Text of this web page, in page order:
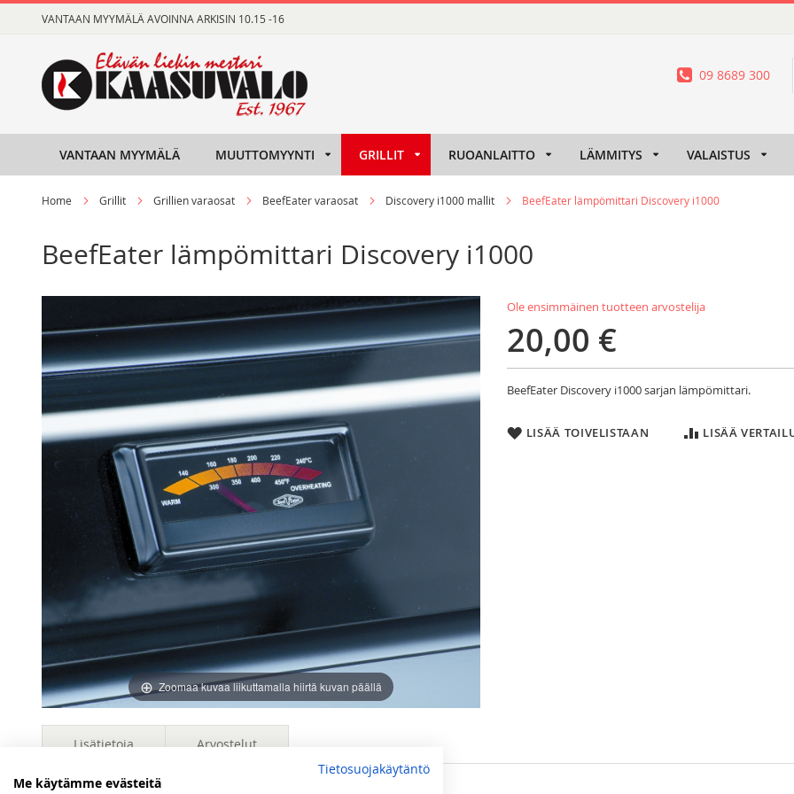
to
VANTAAN MYYMÄLÄ AVOINNA ARKISIN 10.15 -16
09 8689 300
VANTAAN MYYMÄLÄ MUUTTOMYYNTI GRILLIT RUOANLAITTO LÄMMITYS VALAISTUS
Home Grillit Grillien varaosat BeefEater varaosat Discovery i1000 mallit BeefEater lämpömittari Discovery i1000
BeefEater lämpömittari Discovery i1000
Ole ensimmäinen tuotteen arvostelija
20,00 €
BeefEater Discovery i1000 sarjan lämpömittari.
LISÄÄ TOIVELISTAAN LISÄÄ
the
end
of
the
images
gallery
the
beginning
of
the
images
gallery
Zoomaa kuvaa liikuttamalla hiirtä kuvan päällä
Lisätietoja Arvostelut
Tietosuojakäytäntö
Me käytämme evästeitä